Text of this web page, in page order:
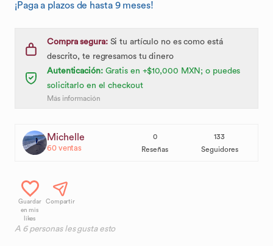
¡Paga a plazos de hasta 9 meses!
Compra segura:Si tu artículo no es como está
descrito, te regresamos tu dinero
Autenticación:Gratis en +$10,000 MXN; o puedes
solicitarlo en el checkout
Más información
Michelle
60ventas
0
Reseñas
133
Seguidores
Guardar
en mis
likes
Compartir
A 6personas les gusta esto